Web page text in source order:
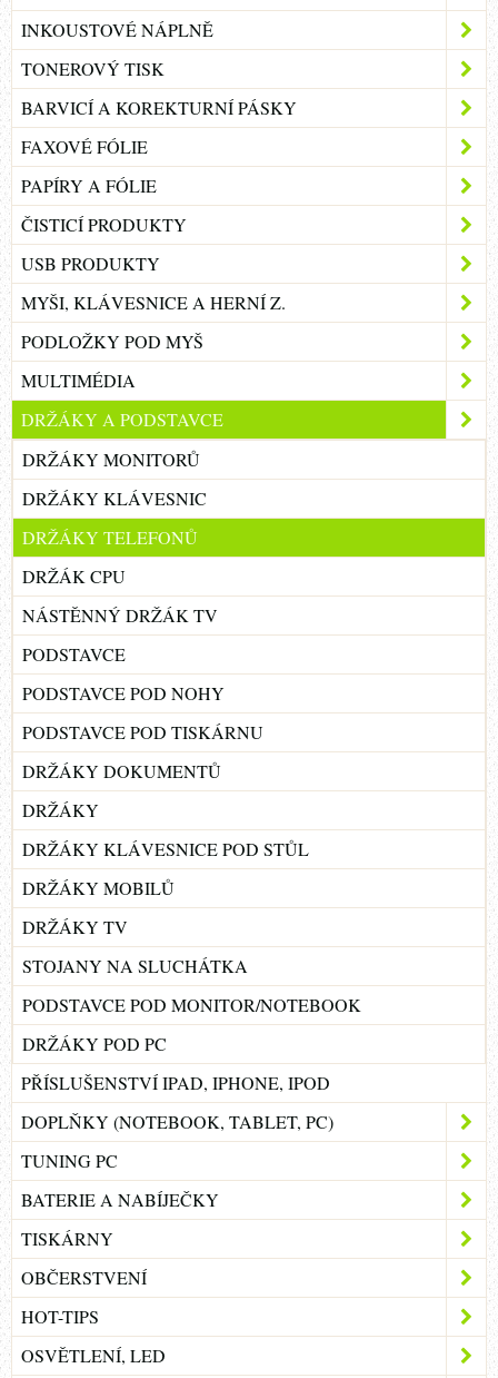
INKOUSTOVÉ NÁPLNĚ
TONEROVÝ TISK
BARVICÍ A KOREKTURNÍ PÁSKY
FAXOVÉ FÓLIE
PAPÍRY A FÓLIE
ČISTICÍ PRODUKTY
USB PRODUKTY
MYŠI, KLÁVESNICE A HERNÍ Z.
PODLOŽKY POD MYŠ
MULTIMÉDIA
DRŽÁKY A PODSTAVCE
DRŽÁKY MONITORŮ
DRŽÁKY KLÁVESNIC
DRŽÁKY TELEFONŮ
DRŽÁK CPU
NÁSTĚNNÝ DRŽÁK TV
PODSTAVCE
PODSTAVCE POD NOHY
PODSTAVCE POD TISKÁRNU
DRŽÁKY DOKUMENTŮ
DRŽÁKY
DRŽÁKY KLÁVESNICE POD STŮL
DRŽÁKY MOBILŮ
DRŽÁKY TV
STOJANY NA SLUCHÁTKA
PODSTAVCE POD MONITOR/NOTEBOOK
DRŽÁKY POD PC
PŘÍSLUŠENSTVÍ IPAD, IPHONE, IPOD
DOPLŇKY (NOTEBOOK, TABLET, PC)
TUNING PC
BATERIE A NABÍJEČKY
TISKÁRNY
OBČERSTVENÍ
HOT-TIPS
OSVĚTLENÍ, LED